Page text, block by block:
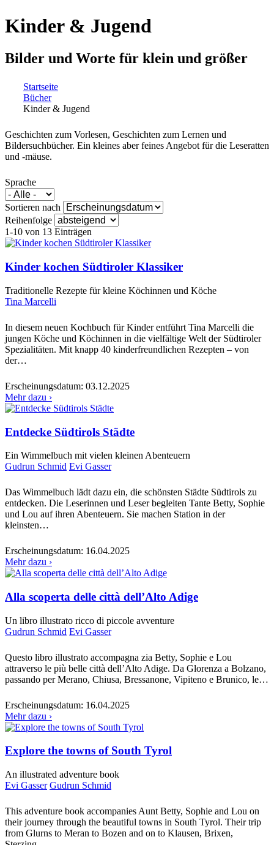
Kinder & Jugend
Bilder und Worte für klein und größer
Sie sind hier
Startseite
Bücher
Kinder & Jugend
Geschichten zum Vorlesen, Geschichten zum Lernen und
Bildersuchbücher. Ein kleines aber feines Angebot für die Leseratten
und -mäuse.
Sprache
Sortieren nach
Reihenfolge
1-10 von 13 Einträgen
Kinder kochen Südtiroler Klassiker
Traditionelle Rezepte für kleine Köchinnen und Köche
Tina Marcelli
In diesem neuen Kochbuch für Kinder entführt Tina Marcelli die
jungen Köche und Köchinnen in die vielfältige Welt der Südtiroler
Spezialitäten. Mit knapp 40 kinderfreundlichen Rezepten – von
der…
Erscheinungsdatum: 03.12.2025
Mehr dazu ›
Entdecke Südtirols Städte
Ein Wimmelbuch mit vielen kleinen Abenteuern
Gudrun Schmid Evi Gasser
Das Wimmelbuch lädt dazu ein, die schönsten Städte Südtirols zu
entdecken. Die Leserinnen und Leser begleiten Tante Betty, Sophie
und Lou auf ihren Abenteuern. Sie machen Station in der
kleinsten…
Erscheinungsdatum: 16.04.2025
Mehr dazu ›
Alla scoperta delle città dell’Alto Adige
Un libro illustrato ricco di piccole avventure
Gudrun Schmid Evi Gasser
Questo libro illustrato accompagna zia Betty, Sophie e Lou
attraverso le più belle città dell’Alto Adige. Da Glorenza a Bolzano,
passando per Merano, Chiusa, Bressanone, Vipiteno e Brunico, le…
Erscheinungsdatum: 16.04.2025
Mehr dazu ›
Explore the towns of South Tyrol
An illustrated adventure book
Evi Gasser Gudrun Schmid
This adventure book accompanies Aunt Betty, Sophie and Lou on
their journey through the beautiful towns in South Tyrol. Their trip
from Glurns to Meran to Bozen and on to Klausen, Brixen,